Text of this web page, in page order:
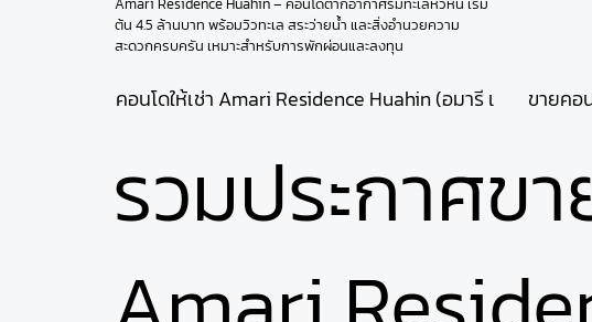
ต้น 4.5 ล้านบาท พร้อมวิวทะเล สระว่ายน้ำ และสิ่งอำนวยความ
สะดวกครบครัน เหมาะสำหรับการพักผ่อนและลงทุน
คอนโดให้เช่า Amari Residence Huahin (อมารี เรสซิเดนซ์
ขายคอ
รวมประกาศข